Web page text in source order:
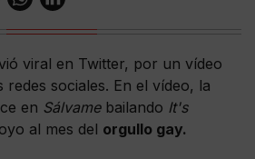
viral en Twitter, por un vídeo
redes sociales. En el vídeo, la
en Sálvamebailando It's
al mes del orgullo gay.